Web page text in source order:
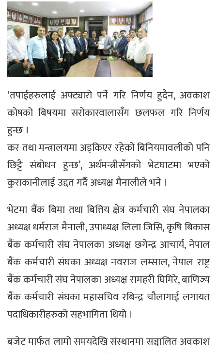
‘तपाईहरुलाई अफ्ट्यारो पर्ने गरि निर्णय हुदैन, अवकाश
कोषको बिषयमा सरोकारवालासँग छलफल गरि निर्णय
हुन्छ ।
कर तथा मन्त्रालयमा अड्किएर रहेको बिनियमावलीको पनि
छिट्टै संबोधन हुन्छ’, अर्थमन्त्रीसँगको भेटघाटमा भएको
कुराकानीलाई उद्दत गर्दै अध्यक्ष मैनालीले भने ।
भेटमा बैंक बिमा तथा बित्तिय क्षेत्र कर्मचारी संघ नेपालका
अध्यक्ष धर्मराज मैनाली, उपाध्यक्ष लिला जिसि, कृषि बिकास
बैंक कर्मचारी संघ नेपालका अध्यक्ष छगेन्द्र आचार्य, नेपाल
बैंक कर्मचारी संघका अध्यक्ष नवराज लम्साल, नेपाल राष्ट्र
बैंक कर्मचारी संघ नेपालका अध्यक्ष रामहरी घिमिरे, बाणिज्य
बैंक कर्मचारी संघका महासचिव रबिन्द्र चौलागाई लगायत
पदाधिकारीहरुको सहभागिता थियो ।
बजेट मार्फत लामो समयदेखि संस्थानमा सञ्चालित अवकाश